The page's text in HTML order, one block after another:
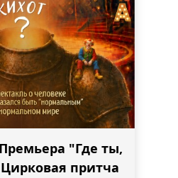
"Где ты,
притча